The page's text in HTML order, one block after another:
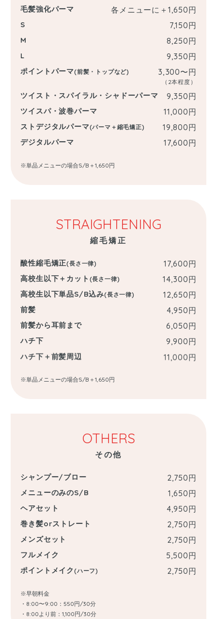
毛髪強化パーマ 各メニューに＋1,650円
S 7,150円
M 8,250円
L 9,350円
ポイントパーマ(前髪・トップなど) 3,300〜円
（2本程度）
ツイスト・スパイラル・シャドーパーマ 9,350円
ツイスパ・波巻パーマ 11,000円
ストデジタルパーマ(パーマ＋縮毛矯正) 19,800円
デジタルパーマ 17,600円
※単品メニューの場合S/B＋1,650円
STRAIGHTENING
縮毛矯正
酸性縮毛矯正(長さ一律) 17,600円
高校生以下＋カット (長さ一律) 14,300円
高校生以下単品S/B込み(長さ一律) 12,650円
前髪 4,950円
前髪から耳前まで 6,050円
ハチ下 9,900円
ハチ下＋前髪周辺 11,000円
※単品メニューの場合S/B＋1,650円
OTHERS
その他
シャンプー/ブロー 2,750円
メニューのみのS/B 1,650円
ヘアセット 4,950円
巻き髪orストレート 2,750円
メンズセット 2,750円
フルメイク 5,500円
ポイントメイク(ハーフ) 2,750円
※早朝料金
・8:00〜9:00：550円/30分
・8:00より前：1,100円/30分